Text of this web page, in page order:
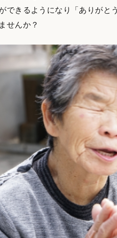
できるようになり「ありがと
せんか？